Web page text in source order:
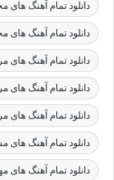
دانلود تمام آهنگ های
دانلود تمام آهنگ
دانلود تمام آهنگ
دانلود تمام آهنگ های
دانلود تمام آهنگ های
دانلود تمام آهنگ
دانلود تمام آهنگ های